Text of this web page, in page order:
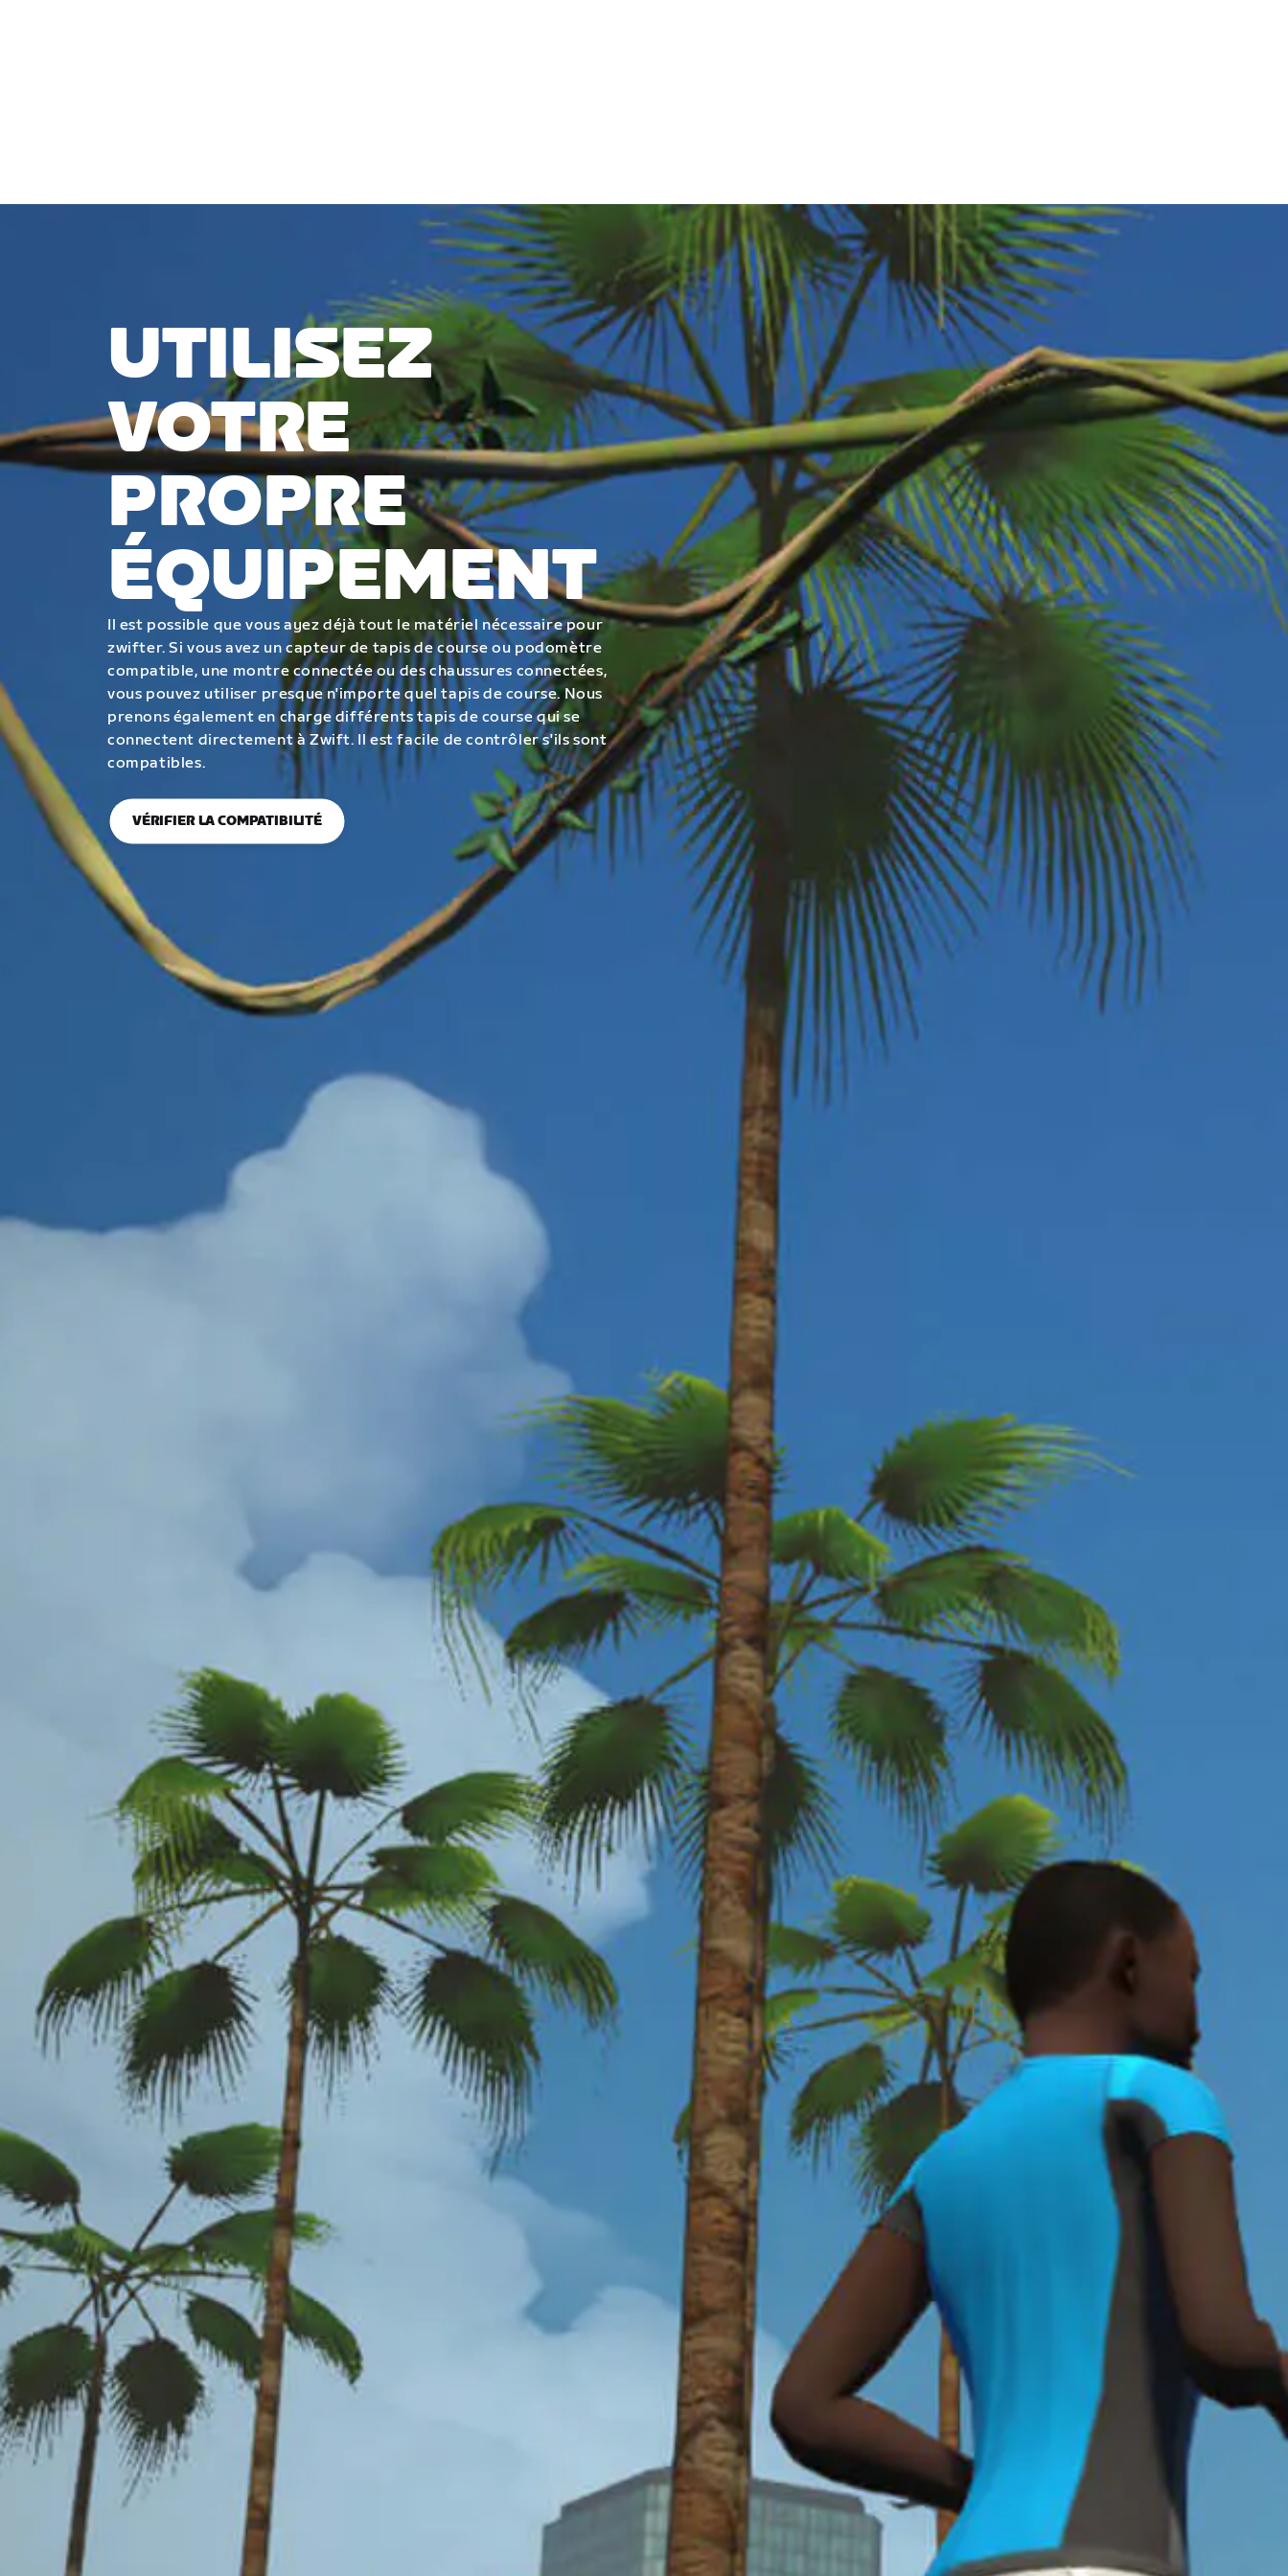
UTILISEZ
VOTRE
PROPRE
ÉQUIPEMENT
Il est possible que vous ayez déjà tout le matériel nécessaire pour
zwifter. Si vous avez un capteur de tapis de course ou podomètre
compatible, une montre connectée ou des chaussures connectées,
vous pouvez utiliser presque n'importe quel tapis de course. Nous
prenons également en charge différents tapis de course qui se
connectent directement à Zwift. Il est facile de contrôler s'ils sont
compatibles.
VÉRIFIER LA COMPATIBILITÉ